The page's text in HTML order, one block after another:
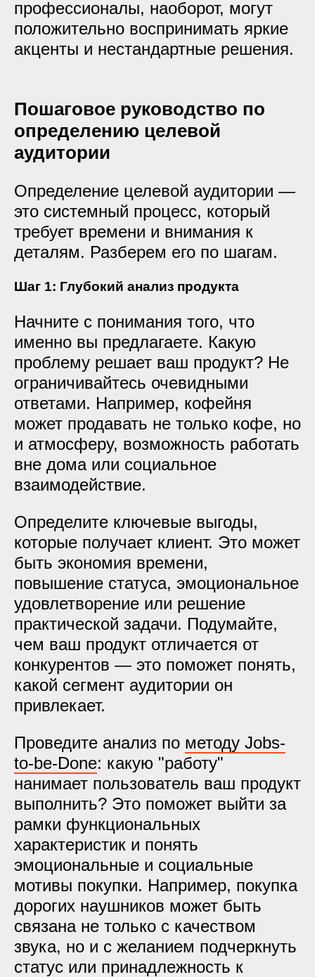
профессионалы, наоборот, могут
положительно воспринимать яркие
акценты и нестандартные решения.
Пошаговое руководство по
определению целевой
аудитории
Определение целевой аудитории —
это системный процесс, который
требует времени и внимания к
деталям. Разберем его по шагам.
Шаг 1: Глубокий анализ продукта
Начните с понимания того, что
именно вы предлагаете. Какую
проблему решает ваш продукт? Не
ограничивайтесь очевидными
ответами. Например, кофейня
может продавать не только кофе, но
и атмосферу, возможность работать
вне дома или социальное
взаимодействие.
Определите ключевые выгоды,
которые получает клиент. Это может
быть экономия времени,
повышение статуса, эмоциональное
удовлетворение или решение
практической задачи. Подумайте,
чем ваш продукт отличается от
конкурентов — это поможет понять,
какой сегмент аудитории он
привлекает.
Проведите анализ по методу Jobs-
to-be-Done: какую "работу"
нанимает пользователь ваш продукт
выполнить? Это поможет выйти за
рамки функциональных
характеристик и понять
эмоциональные и социальные
мотивы покупки. Например, покупка
дорогих наушников может быть
связана не только с качеством
звука, но и с желанием подчеркнуть
статус или принадлежность к